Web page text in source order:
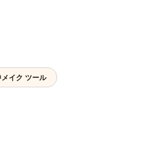
イク ツール